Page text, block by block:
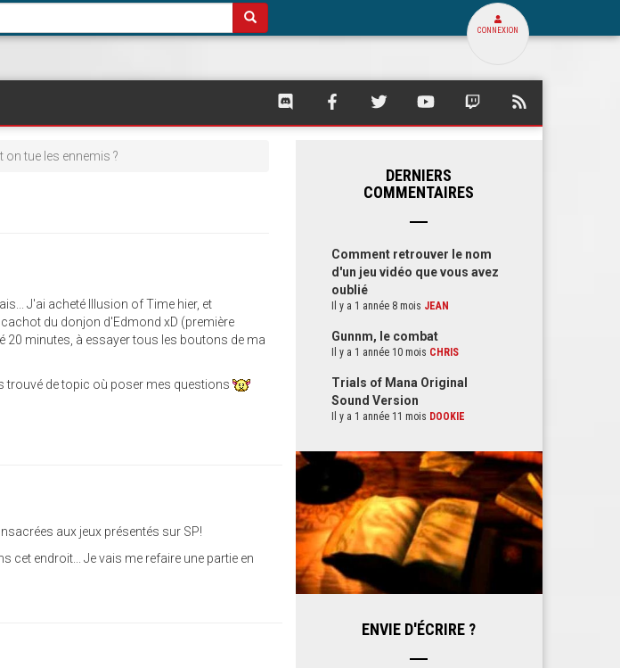
CONNEXION
SQUARE
SQUARE SQUARE SQUARE SQUARE
on tue les ennemis ?
J'ai acheté Illusion of Time hier, et
du donjon d'Edmond xD (première
20 minutes, à essayer tous les boutons de ma
trouvé de topic où poser mes questions
aux jeux présentés sur SP!
cet endroit... Je vais me refaire une partie en
DERNIERS
COMMENTAIRES
Comment retrouver le nom
d'un jeu vidéo que vous avez
oublié
Il y a 1 année 8 mois JEAN
Gunnm, le combat
Il y a 1 année 10 mois CHRIS
Trials of Mana Original
Sound Version
Il y a 1 année 11 mois DOOKIE
ENVIE D'ÉCRIRE ?